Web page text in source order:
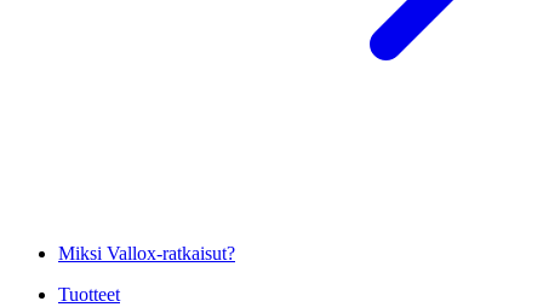
Miksi Vallox-ratkaisut?
Tuotteet